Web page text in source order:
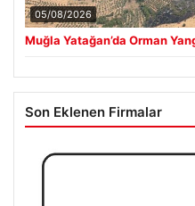
05/08/2026
Muğla Yatağan’da Orman
Son Eklenen Firmalar